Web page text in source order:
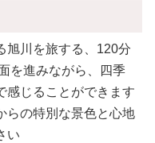
旭川を旅する、120分
を進みながら、四季
感じることができます
らの特別な景色と心地
い